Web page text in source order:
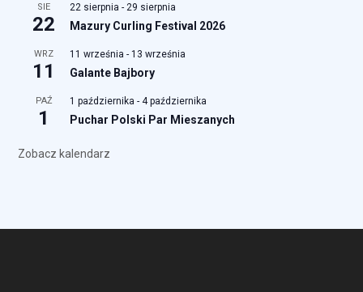
SIE
22
22 sierpnia -29 sierpnia
Mazury Curling Festival 2026
WRZ
11
11 września - 13 września
Galante Bajbory
PAŹ
1
1 października - 4 października
Puchar Polski Par Mieszanych
Zobacz kalendarz